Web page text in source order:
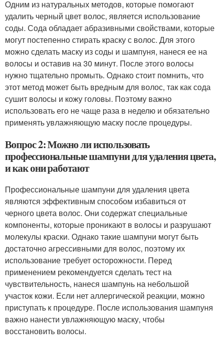
Одним из натуральных методов, которые помогают
удалить черный цвет волос, является использование
соды. Сода обладает абразивными свойствами, которые
могут постепенно стирать краску с волос. Для этого
можно сделать маску из соды и шампуня, нанеся ее на
волосы и оставив на 30 минут. После этого волосы
нужно тщательно промыть. Однако стоит помнить, что
этот метод может быть вредным для волос, так как сода
сушит волосы и кожу головы. Поэтому важно
использовать его не чаще раза в неделю и обязательно
применять увлажняющую маску после процедуры.
Вопрос 2: Можно ли использовать
профессиональные шампуни для удаления цвета,
и как они работают
Профессиональные шампуни для удаления цвета
являются эффективным способом избавиться от
черного цвета волос. Они содержат специальные
компоненты, которые проникают в волосы и разрушают
молекулы краски. Однако такие шампуни могут быть
достаточно агрессивными для волос, поэтому их
использование требует осторожности. Перед
применением рекомендуется сделать тест на
чувствительность, нанеся шампунь на небольшой
участок кожи. Если нет аллергической реакции, можно
приступать к процедуре. После использования шампуня
важно нанести увлажняющую маску, чтобы
восстановить волосы.